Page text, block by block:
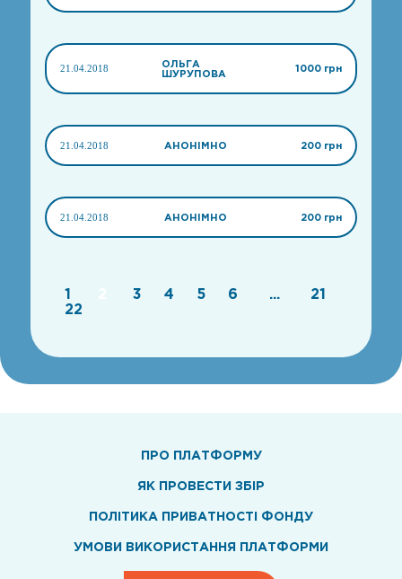
21.04.2018
ОЛЬГА
ШУРУПОВА
1000 грн
21.04.2018 АНОНІМНО 200 грн
21.04.2018 АНОНІМНО 200 грн
1 3 4 5 6 ...
21
22
ПРО ПЛАТФОРМУ
ЯК ПРОВЕСТИ ЗБІР
ПОЛІТИКА ПРИВАТНОСТІ ФОНДУ
УМОВИ ВИКОРИСТАННЯ ПЛАТФОРМИ